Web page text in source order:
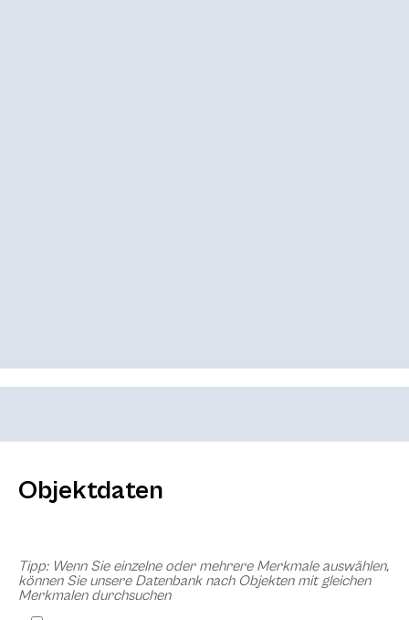
Objektdaten
Tipp: Wenn Sie einzelne oder mehrere Merkmale auswählen,
können Sie unsere Datenbank nach Objekten mit gleichen
Merkmalen durchsuchen